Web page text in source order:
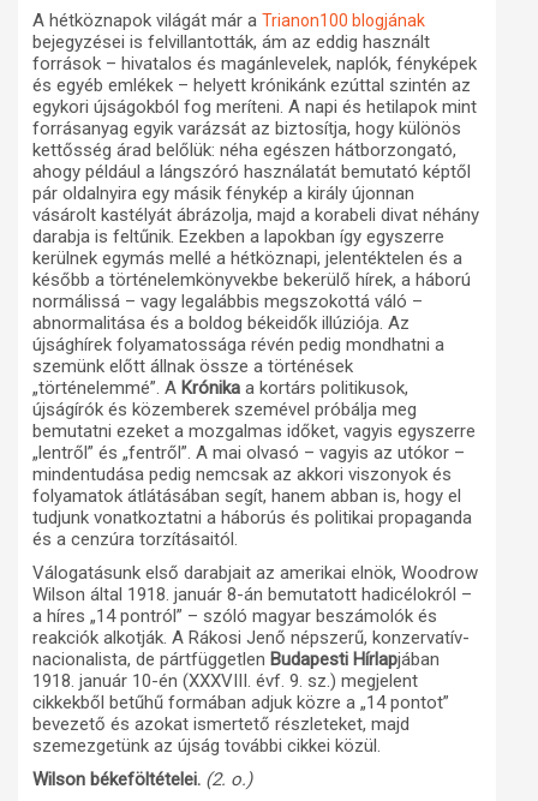
A hétköznapok világát már a Trianon100 blogjának
bejegyzései is felvillantották, ám az eddig használt
források – hivatalos és magánlevelek, naplók, fényképek
és egyéb emlékek – helyett krónikánk ezúttal szintén az
egykori újságokból fog meríteni. A napi és hetilapok mint
forrásanyag egyik varázsát az biztosítja, hogy különös
kettősség árad belőlük: néha egészen hátborzongató,
ahogy például a lángszóró használatát bemutató képtől
pár oldalnyira egy másik fénykép a király újonnan
vásárolt kastélyát ábrázolja, majd a korabeli divat néhány
darabja is feltűnik. Ezekben a lapokban így egyszerre
kerülnek egymás mellé a hétköznapi, jelentéktelen és a
később a történelemkönyvekbe bekerülő hírek, a háború
normálissá – vagy legalábbis megszokottá váló –
abnormalitása és a boldog békeidők illúziója. Az
újsághírek folyamatossága révén pedig mondhatni a
szemünk előtt állnak össze a történések
„történelemmé”. A Krónika a kortárs politikusok,
újságírók és közemberek szemével próbálja meg
bemutatni ezeket a mozgalmas időket, vagyis egyszerre
„lentről” és „fentről”. A mai olvasó – vagyis az utókor –
mindentudása pedig nemcsak az akkori viszonyok és
folyamatok átlátásában segít, hanem abban is, hogy el
tudjunk vonatkoztatni a háborús és politikai propaganda
és a cenzúra torzításaitól.
Válogatásunk első darabjait az amerikai elnök, Woodrow
Wilson által 1918. január 8-án bemutatott hadicélokról –
a híres „14 pontról” – szóló magyar beszámolók és
reakciók alkotják. A Rákosi Jenő népszerű, konzervatív-
nacionalista, de pártfüggetlen Budapesti Hírlapjában
1918. január 10-én (XXXVIII. évf. 9. sz.) megjelent
cikkekből betűhű formában adjuk közre a „14 pontot”
bevezető és azokat ismertető részleteket, majd
szemezgetünk az újság további cikkei közül.
Wilson békeföltételei. (2. o.)